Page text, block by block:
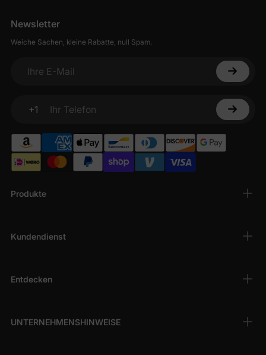
Produkte
Kundendienst
Entdecken
UNTERNEHMENSHINWEISE
Newsletter
Weiche Sachen, kleine Rabatte, null Spam.
Ihre E-Mail
+1
Ihr Telefon